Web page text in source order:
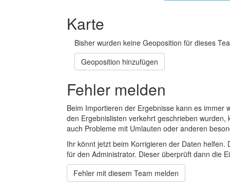
Karte
Bisher wurden keine Geoposition für dieses
Geoposition hinzufügen
Fehler melden
Beim Importieren der Ergebnisse kann es
den Ergebnislisten verkehrt geschrieben
auch Probleme mit Umlauten oder anderen
Ihr könnt jetzt beim Korrigieren der Daten
für den Administrator. Dieser überprüft dann die
Fehler mit diesem Team melden